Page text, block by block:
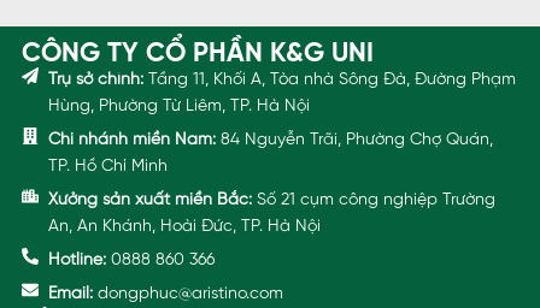
CÔNG TY CỔ PHẦN K&G UNI
Trụ sở chính: Tầng 11, Khối A, Tòa nhà Sông Đà, Đường Phạm
Hùng, Phường Từ Liêm, TP. Hà Nội
Chi nhánh miền Nam: 84 Nguyễn Trãi, Phường Chợ Quán,
TP. Hồ Chí Minh
Xưởng sản xuất miền Bắc: Số 21 cụm công nghiệp Trường
An, An Khánh, Hoài Đức, TP. Hà Nội
Hotline: 0888 860 366
Email: dongphuc@aristino.com